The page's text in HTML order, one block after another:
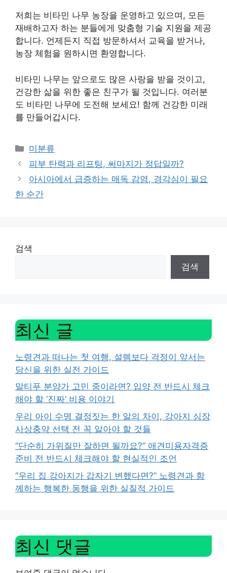
저희는 비타민 나무 농장을 운영하고 있으며, 모든
재배하고자 하는 분들에게 맞춤형 기술 지원을 제공
합니다. 언제든지 직접 방문하셔서 교육을 받거나,
농장 체험을 원하시면 환영합니다.
비타민 나무는 앞으로도 많은 사랑을 받을 것이고,
건강한 삶을 위한 좋은 친구가 될 것입니다. 여러분
도 비타민 나무에 도전해 보세요! 함께 건강한 미래
를 만들어갑시다.
Categories
미분류
피부 탄력과 리프팅, 써마지가 정답일까?
아시아에서 급증하는 매독 감염, 경각심이 필요
한 순간
검색
검색
최신 글
노령견과 떠나는 첫 여행, 설렘보다 걱정이 앞서는
당신을 위한 실전 가이드
말티푸 분양가 고민 중이라면? 입양 전 반드시 체크
해야 할 ‘진짜’ 비용 이야기
우리 아이 수명 결정짓는 한 알의 차이, 강아지 심장
사상충약 선택 전 꼭 알아야 할 것들
“단순히 가위질만 잘하면 될까요?” 애견미용자격증
준비 전 반드시 체크해야 할 현실적인 조언
“우리 집 강아지가 갑자기 변했다면?” 노령견과 함
께하는 행복한 동행을 위한 실질적 가이드
최신 댓글